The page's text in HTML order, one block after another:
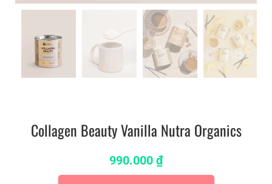
Collagen Beauty Vanilla Nutra Organics
990.000 ₫